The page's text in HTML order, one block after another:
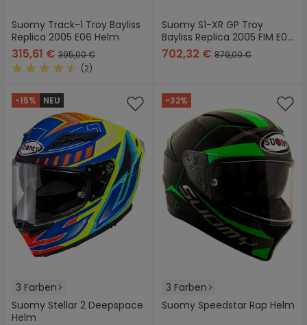
Suomy Track-1 Troy Bayliss
Replica 2005 E06 Helm
315,61 € 395,00 €
(2)
Suomy S1-XR GP Troy
Bayliss Replica 2005 FIM E06
Helm
702,32 € 879,00 €
-15% NEU
3 Farben
Suomy Stellar 2 Deepspace
Helm
-32%
3 Farben
Suomy Speedstar Rap Helm